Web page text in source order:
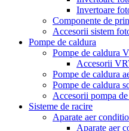
Invertoare
Componente de
Accesorii sistem
Pompe de caldura
Pompe de caldura
Accesorii
Pompe de caldura
Pompe de caldura
Accesorii pompa
Sisteme de racire
Aparate aer
Aparate aer